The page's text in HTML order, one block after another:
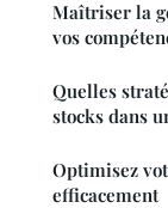
Maîtriser la
vos
Quelles
stocks dans
Optimisez
efficacement